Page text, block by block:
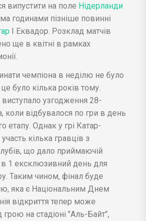
випустити на поле Нідерланди
годинами пізніше повинні
І Еквадор. Розклад матчів
ще в квітні в рамках
чемпіона в неділю не було
було кілька років тому.
узгодження 28-
коли відбувалося по гри в день
етапу. Однак у грі Катар-
кілька гравців з
що дало приймаючій
в 1 ексклюзивний день для
Таким чином, фінал буде
яка є Національним Днем
відкриття тепер може
грою на стадіоні "Аль-Байт",